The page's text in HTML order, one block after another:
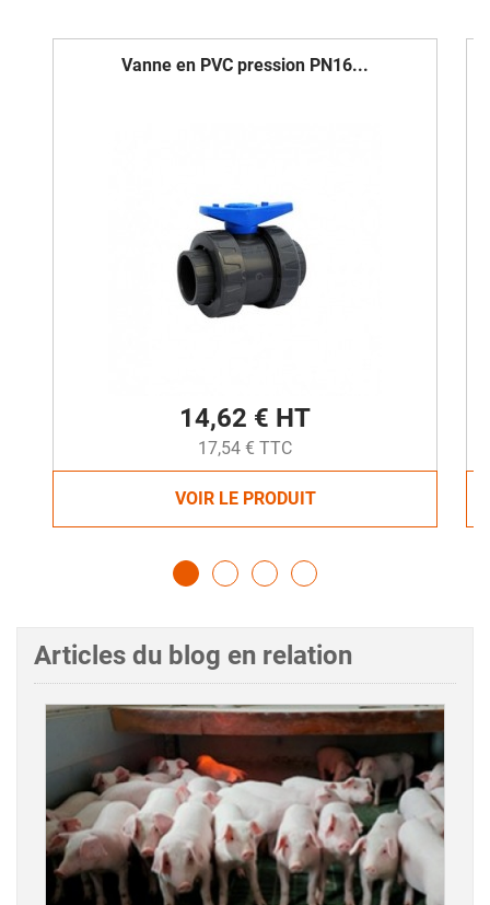
Vanne en PVC pression PN16...
14,62 € HT
17,54 € TTC
VOIR LE PRODUIT
Articles du blog en relation